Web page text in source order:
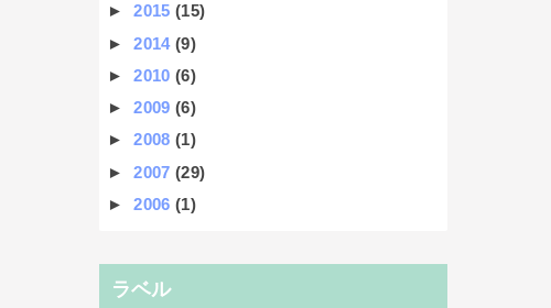
►2015(15)
►2014(9)
►2010(6)
►2009(6)
►2008(1)
►2007(29)
►2006(1)
ラベル